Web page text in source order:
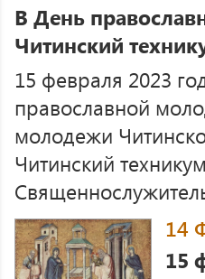
В День
Читинский
15 февраля 2023
православной
молодежи
Читинский
14
15